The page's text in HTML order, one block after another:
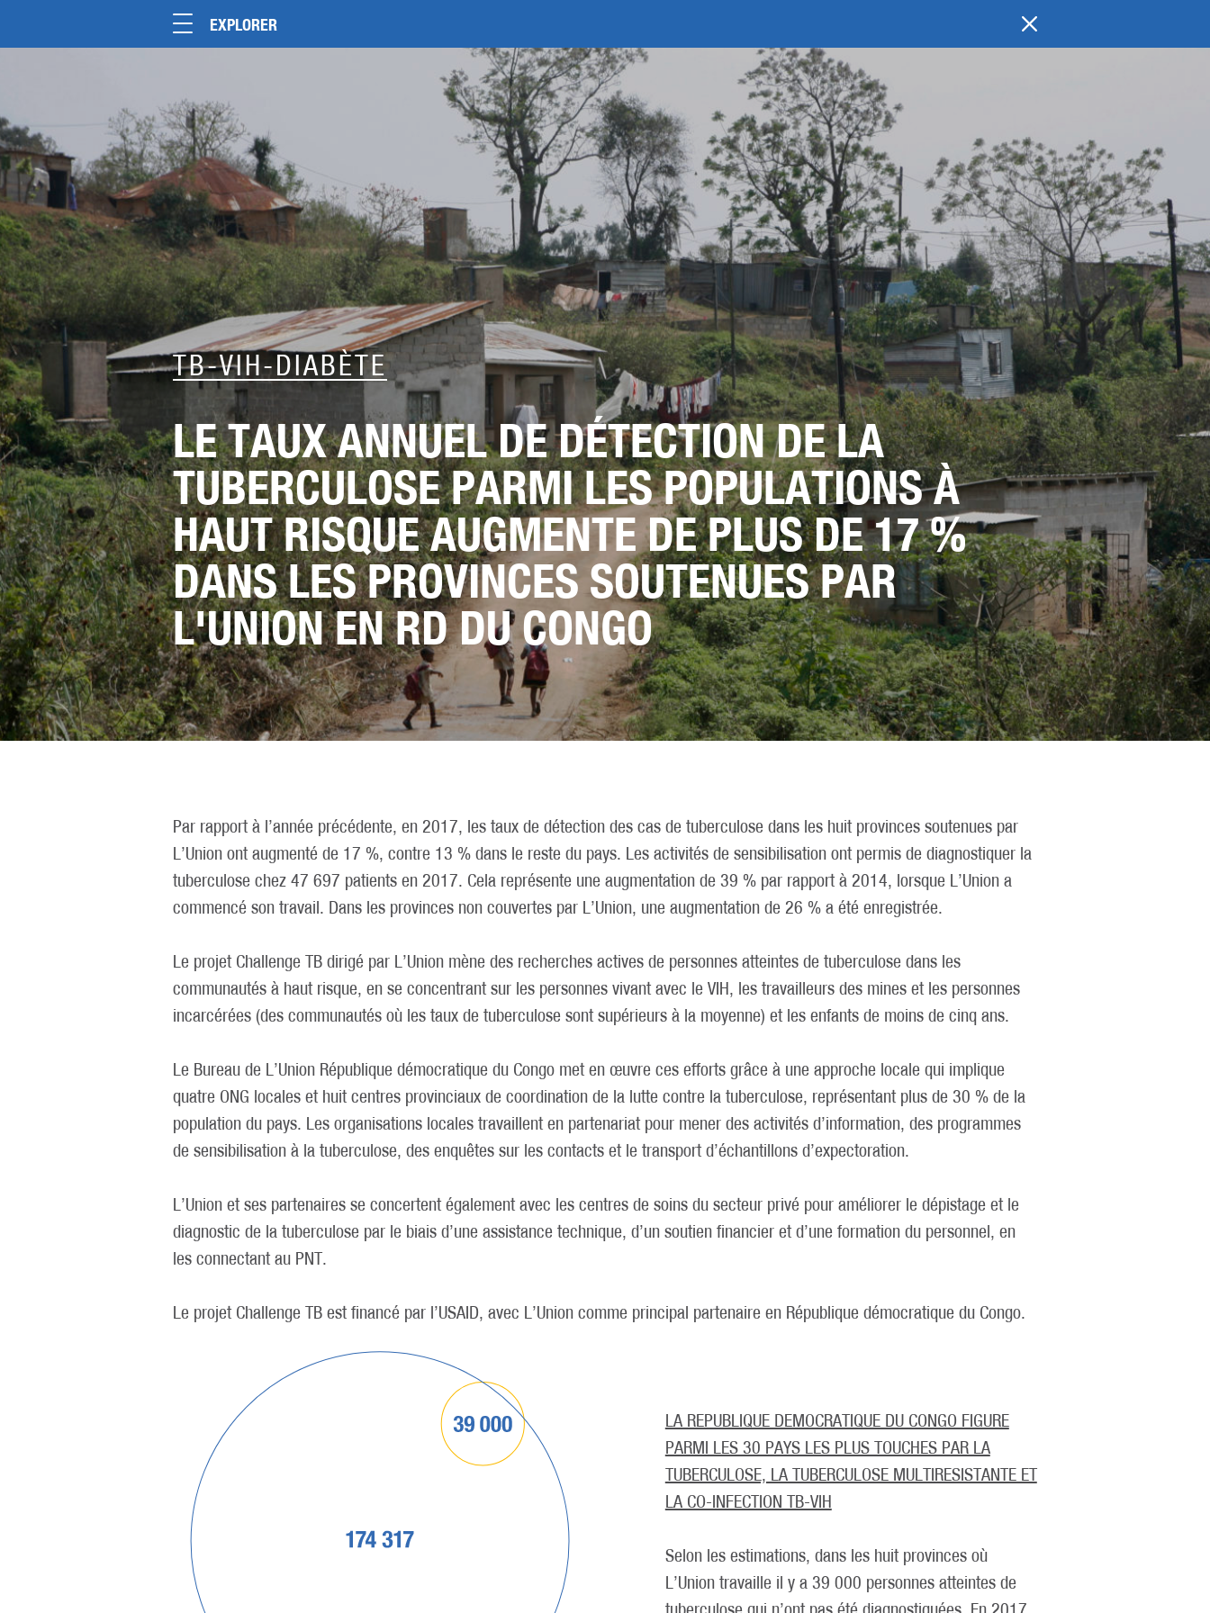
EXPLORER
TB-VIH-DIABÈTE
LE TAUX ANNUEL DE DÉTECTION DE LA
TUBERCULOSE PARMI LES POPULATIONS À
HAUT RISQUE AUGMENTE DE PLUS DE 17 %
DANS LES PROVINCES SOUTENUES PAR
L'UNION EN RD DU CONGO
Par rapport à l’année précédente, en 2017, les taux de détection des cas de tuberculose dans les huit provinces soutenues par
L’Union ont augmenté de 17 %, contre 13 % dans le reste du pays. Les activités de sensibilisation ont permis de diagnostiquer la
tuberculose chez 47 697 patients en 2017. Cela représente une augmentation de 39 % par rapport à 2014, lorsque L’Union a
commencé son travail. Dans les provinces non couvertes par L’Union, une augmentation de 26 % a été enregistrée.
Le projet Challenge TB dirigé par L’Union mène des recherches actives de personnes atteintes de tuberculose dans les
communautés à haut risque, en se concentrant sur les personnes vivant avec le VIH, les travailleurs des mines et les personnes
incarcérées (des communautés où les taux de tuberculose sont supérieurs à la moyenne) et les enfants de moins de cinq ans.
Le Bureau de L’Union République démocratique du Congo met en œuvre ces efforts grâce à une approche locale qui implique
quatre ONG locales et huit centres provinciaux de coordination de la lutte contre la tuberculose, représentant plus de 30 % de la
population du pays. Les organisations locales travaillent en partenariat pour mener des activités d’information, des programmes
de sensibilisation à la tuberculose, des enquêtes sur les contacts et le transport d’échantillons d’expectoration.
L’Union et ses partenaires se concertent également avec les centres de soins du secteur privé pour améliorer le dépistage et le
diagnostic de la tuberculose par le biais d’une assistance technique, d’un soutien financier et d’une formation du personnel, en
les connectant au PNT.
Le projet Challenge TB est financé par l’USAID, avec L’Union comme principal partenaire en République démocratique du Congo.
LA REPUBLIQUE DEMOCRATIQUE DU CONGO FIGURE
PARMI LES 30 PAYS LES PLUS TOUCHES PAR LA
TUBERCULOSE, LA TUBERCULOSE MULTIRESISTANTE ET
LA CO-INFECTION TB-VIH
Selon les estimations, dans les huit provinces où
L’Union travaille il y a 39 000 personnes atteintes de